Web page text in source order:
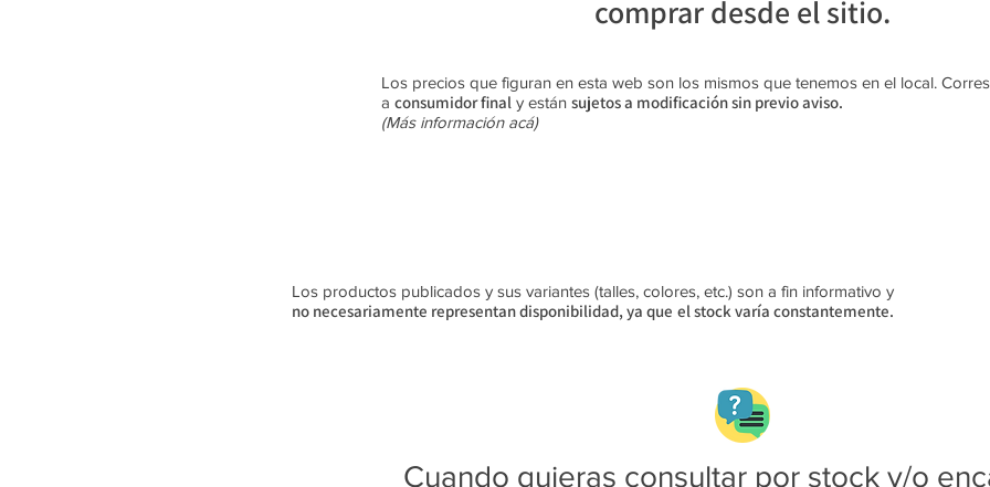
Cuando quieras consultar por stock y/o
comprar desde el sitio.
Los precios que figuran en esta web son los mismos que tenemos en el local.
a consumidor final y están sujetos a modificación sin previo aviso​.
(Más información acá)
Los productos publicados y sus variantes (talles, colores, etc.) son a fin informativo y
no necesariamente representan disponibilidad, ya que el stock varía constantemente.